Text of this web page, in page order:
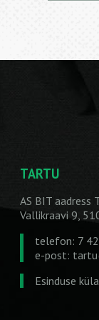
TARTU
AS BIT aadress
Vallikraavi 9,
telefon: 7
e-post:
Esinduse